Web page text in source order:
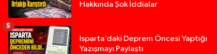
Hakkında Şok İddialar
Isparta’daki Deprem Öncesi Yaptığı
Yazışmayı Paylaştı
5
13:00 |Yığılca'da kardeşler arasındaki silahlı kavgada
12:48 |Tur teknesi çalışanlarının birbirine girdiği kavga